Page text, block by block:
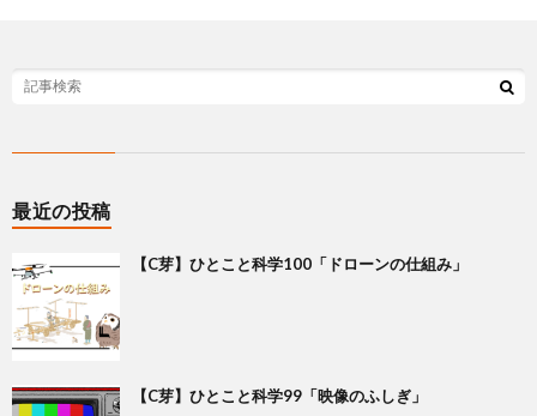
最近の投稿
【C芽】ひとこと科学100「ドローンの仕組み」
【C芽】ひとこと科学99「映像のふしぎ」